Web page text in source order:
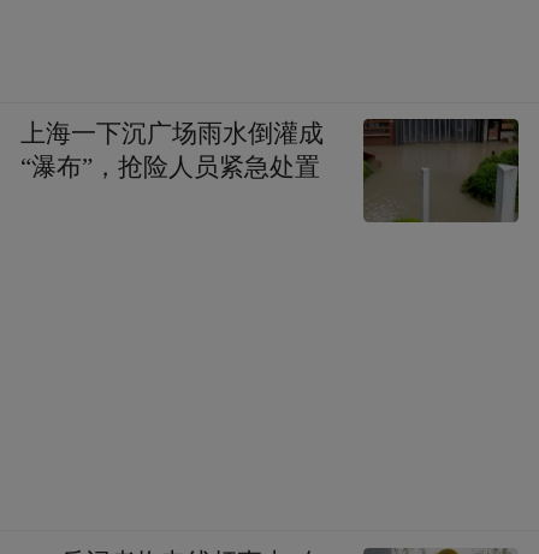
上海一下沉广场雨水倒灌成
“瀑布”，抢险人员紧急处置